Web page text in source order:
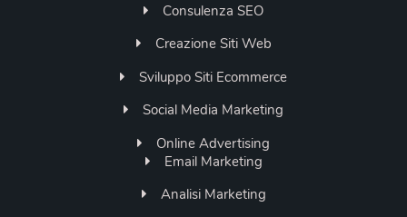
Consulenza SEO
Creazione Siti Web
Sviluppo Siti Ecommerce
Social Media Marketing
Online Advertising
Email Marketing
Analisi Marketing